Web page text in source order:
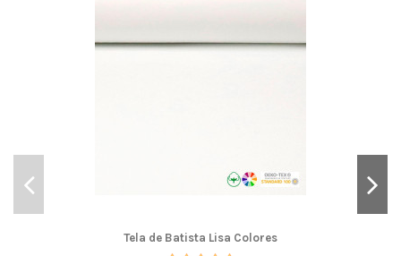
BUEN TEJIDO EN CALIDAD Y ATRACTIVO PARA LA LA NUEVA
Tela de Batista Lisa Colores